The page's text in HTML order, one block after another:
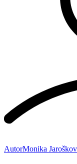
AutorMonika